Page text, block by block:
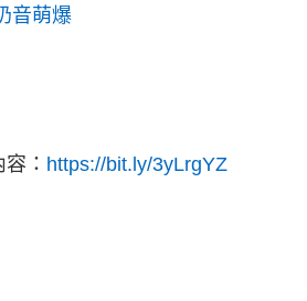
音萌爆
： https://bit.ly/3yLrgYZ